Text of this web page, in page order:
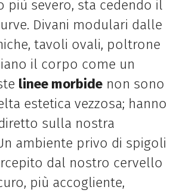
più severo, sta cedendo il
Divani modulari dalle
tavoli ovali, poltrone
il corpo come un
linee morbidenon sono
estetica vezzosa; hanno
sulla nostra
ambiente privo di spigoli
dal nostro cervello
più accogliente,